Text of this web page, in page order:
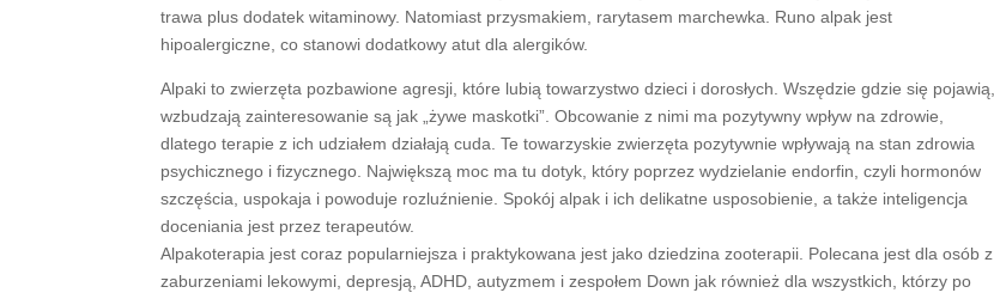
trawa plus dodatek witaminowy. Natomiast przysmakiem, rarytasem marchewka. Runo alpak jest
hipoalergiczne, co stanowi dodatkowy atut dla alergików.
Alpaki to zwierzęta pozbawione agresji, które lubią towarzystwo dzieci i dorosłych. Wszędzie gdzie się pojawią,
wzbudzają zainteresowanie są jak „żywe maskotki”. Obcowanie z nimi ma pozytywny wpływ na zdrowie,
dlatego terapie z ich udziałem działają cuda. Te towarzyskie zwierzęta pozytywnie wpływają na stan zdrowia
psychicznego i fizycznego. Największą moc ma tu dotyk, który poprzez wydzielanie endorfin, czyli hormonów
szczęścia, uspokaja i powoduje rozluźnienie. Spokój alpak i ich delikatne usposobienie, a także inteligencja
doceniania jest przez terapeutów.
Alpakoterapia jest coraz popularniejsza i praktykowana jest jako dziedzina zooterapii. Polecana jest dla osób z
zaburzeniami lekowymi, depresją, ADHD, autyzmem i zespołem Down jak również dla wszystkich, którzy po